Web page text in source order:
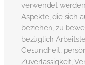
verwendet
Aspekte, die sich
beziehen, zu
bezüglich
Gesundheit,
Zuverlässigkeit,